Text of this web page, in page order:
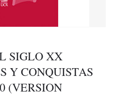
SIGLO XX
Y CONQUISTAS
(VERSION